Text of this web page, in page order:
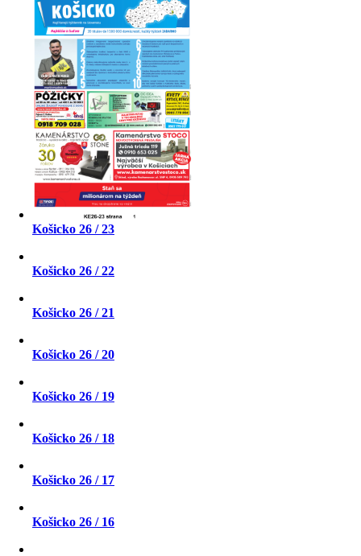
Košicko 26 / 23
Košicko 26 / 22
Košicko 26 / 21
Košicko 26 / 20
Košicko 26 / 19
Košicko 26 / 18
Košicko 26 / 17
Košicko 26 / 16